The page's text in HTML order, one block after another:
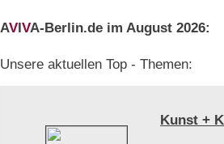
AVIVA-Berlin.de im August 2026:
Unsere aktuellen Top - Themen:
Kunst +